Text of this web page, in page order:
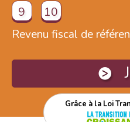
9
10
Revenu fiscal de
Grâce à la Loi